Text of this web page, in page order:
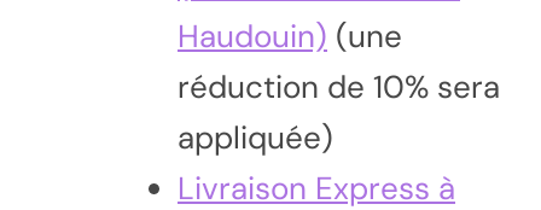
Haudouin) (une
réduction de 10% sera
appliquée)
Livraison Express à